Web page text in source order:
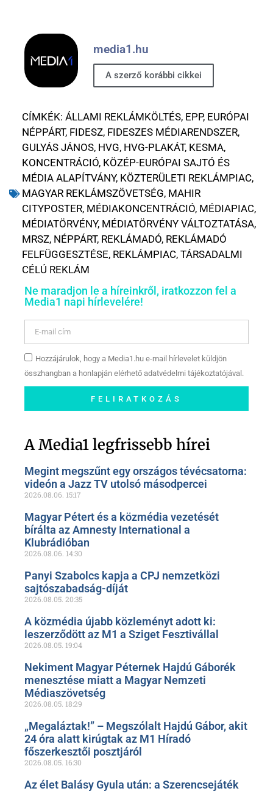
media1.hu
A szerző korábbi cikkei
CÍMKÉK: ÁLLAMI REKLÁMKÖLTÉS, EPP, EURÓPAI
NÉPPÁRT, FIDESZ, FIDESZES MÉDIARENDSZER,
GULYÁS JÁNOS, HVG, HVG-PLAKÁT, KESMA,
KONCENTRÁCIÓ, KÖZÉP-EURÓPAI SAJTÓ ÉS
MÉDIA ALAPÍTVÁNY, KÖZTERÜLETI REKLÁMPIAC,
MAGYAR REKLÁMSZÖVETSÉG, MAHIR
CITYPOSTER, MÉDIAKONCENTRÁCIÓ, MÉDIAPIAC,
MÉDIATÖRVÉNY, MÉDIATÖRVÉNY VÁLTOZTATÁSA,
MRSZ, NÉPPÁRT, REKLÁMADÓ, REKLÁMADÓ
FELFÜGGESZTÉSE, REKLÁMPIAC, TÁRSADALMI
CÉLÚ REKLÁM
Ne maradjon le a híreinkről, iratkozzon fel a
Media1 napi hírlevelére!
Hozzájárulok, hogy a Media1.hu e-mail hírlevelet küldjön
összhangban a honlapján elérhető adatvédelmi tájékoztatójával.
FELIRATKOZÁS
oldalunkon!
A Media1 legfrissebb hírei
Megint megszűnt egy országos tévécsatorna:
videón a Jazz TV utolsó másodpercei
2026.08.06. 15:17
Magyar Pétert és a közmédia vezetését
bírálta az Amnesty International a
Klubrádióban
2026.08.06. 14:30
Panyi Szabolcs kapja a CPJ nemzetközi
sajtószabadság-díját
2026.08.05. 20:35
A közmédia újabb közleményt adott ki:
leszerződött az M1 a Sziget Fesztivállal
2026.08.05. 19:04
Nekiment Magyar Péternek Hajdú Gáborék
menesztése miatt a Magyar Nemzeti
Médiaszövetség
2026.08.05. 18:29
„Megaláztak!” – Megszólalt Hajdú Gábor, akit
24 óra alatt kirúgtak az M1 Híradó
főszerkesztői posztjáról
2026.08.05. 16:30
Az élet Balásy Gyula után: a Szerencsejáték